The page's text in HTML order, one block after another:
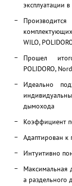
эксплуатации
WILO,
Прошел
POLIDORO,
Идеально
дымохода
Коэффициент
Адаптирован к
Интуитивно
Максимальная
а раздельного